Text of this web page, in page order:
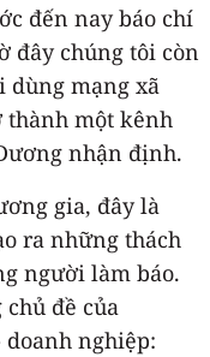
đến nay báo chí
đây chúng tôi còn
mạng xã
thành một kênh
nhận định.
gia, đây là
ra những thách
người làm báo.
đề của
nghiệp: